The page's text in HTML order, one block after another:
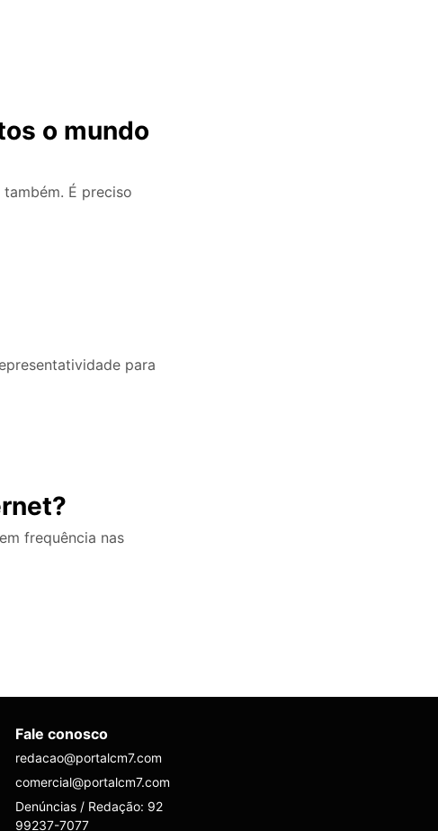
o mundo
É preciso
para
frequência nas
Fale conosco
redacao@portalcm7.com
comercial@portalcm7.com
Denúncias / Redação: 92
99237-7077